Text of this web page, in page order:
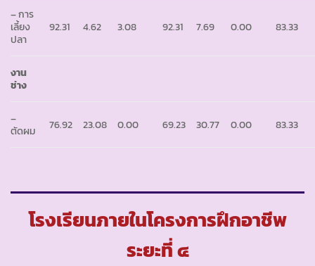
– การ
เลี้ยง
ปลา
92.31 4.62 3.08 92.31 7.69 0.00 83.33
งาน
ช่าง
–
ตัดผม
76.92 23.08 0.00 69.23 30.77 0.00 83.33
โรงเรียนภายในโครงการฝึกอาชีพ
ระยะที่ ๔